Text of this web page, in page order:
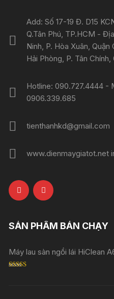
Add: Số 17-19 Đ. D15
Q.Tân Phú, TP.HCM -
Ninh, P. Hòa Xuân,
Hải Phòng, P. Tân
Hotline: 090.727.4444 -
0906.339.685
tienthanhkd@gmail.com
www.dienmaygiatot.net
SẢN PHẨM BÁN CHẠY
Máy lau sàn ngồi lái HiClean